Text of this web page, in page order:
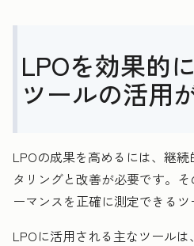
LPOを効果的
ツールの活用
LPOの成果を高めるには、継
タリングと改善が必要です。
ーマンスを正確に測定できるツ
LPOに活用される主なツールは